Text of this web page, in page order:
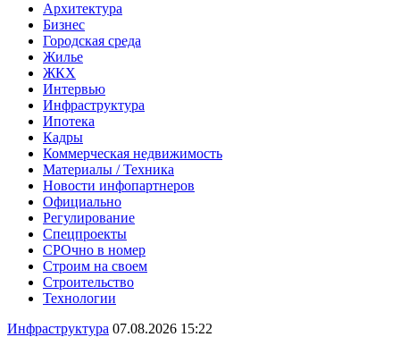
Архитектура
Бизнес
Городская среда
Жилье
ЖКХ
Интервью
Инфраструктура
Ипотека
Кадры
Коммерческая недвижимость
Материалы / Техника
Новости инфопартнеров
Официально
Регулирование
Спецпроекты
СРОчно в номер
Строим на своем
Строительство
Технологии
Инфраструктура 07.08.2026 15:22